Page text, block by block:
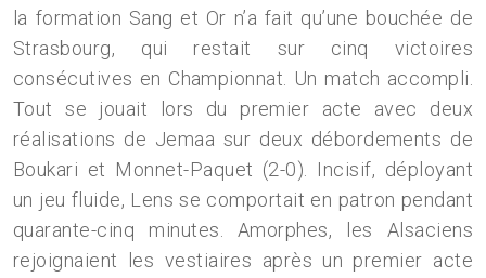
la formation Sang et Or n’a fait qu’une bouchée de
Strasbourg, qui restait sur cinq victoires
consécutives en Championnat. Un match accompli.
Tout se jouait lors du premier acte avec deux
réalisations de Jemaa sur deux débordements de
Boukari et Monnet-Paquet (2-0). Incisif, déployant
un jeu fluide, Lens se comportait en patron pendant
quarante-cinq minutes. Amorphes, les Alsaciens
rejoignaient les vestiaires après un premier acte